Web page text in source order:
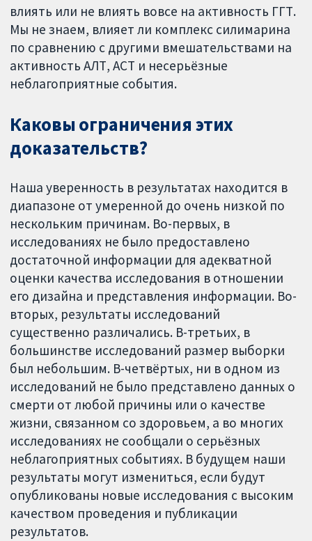
влиять или не влиять вовсе на активность ГГТ.
Мы не знаем, влияет ли комплекс силимарина
по сравнению с другими вмешательствами на
активность АЛТ, АСТ и несерьёзные
неблагоприятные события.
Каковы ограничения этих
доказательств?
Наша уверенность в результатах находится в
диапазоне от умеренной до очень низкой по
нескольким причинам. Во-первых, в
исследованиях не было предоставлено
достаточной информации для адекватной
оценки качества исследования в отношении
его дизайна и представления информации. Во-
вторых, результаты исследований
существенно различались. В-третьих, в
большинстве исследований размер выборки
был небольшим. В-четвёртых, ни в одном из
исследований не было представлено данных о
смерти от любой причины или о качестве
жизни, связанном со здоровьем, а во многих
исследованиях не сообщали о серьёзных
неблагоприятных событиях. В будущем наши
результаты могут измениться, если будут
опубликованы новые исследования с высоким
качеством проведения и публикации
результатов.